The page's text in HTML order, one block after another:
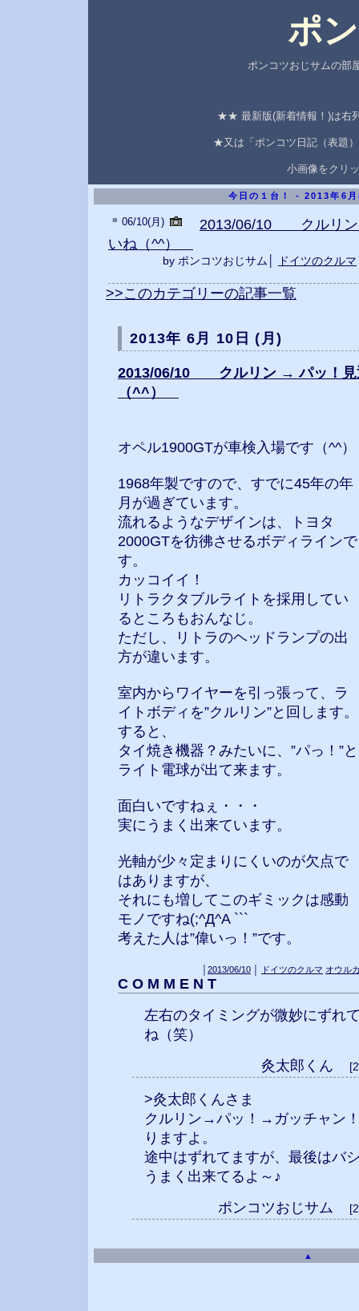
ポ
ポンコツおじサムの部
★★ 最新版(新着情報！)は右
★又は「ポンコツ日記（表題
小画像をクリ
今日の１台！ - 2013年6月
■ 06/10(月)
2013/06/10 クルリン
いね（^^）
by ポンコツおじサム│ ドイツのクルマ
>>このカテゴリーの記事一覧
2013年 6月 10日 (月)
2013/06/10 クルリン → パッ！見
（^^）
オペル1900GTが車検入場です（^^）
1968年製ですので、すでに45年の年
月が過ぎています。
流れるようなデザインは、トヨタ
2000GTを彷彿させるボディラインで
す。
カッコイイ！
リトラクタブルライトを採用してい
るところもおんなじ。
ただし、リトラのヘッドランプの出
方が違います。
室内からワイヤーを引っ張って、ラ
イトボディを”クルリン”と回します。
すると、
タイ焼き機器？みたいに、”パっ！”と
ライト電球が出て来ます。
面白いですねぇ・・・
実にうまく出来ています。
光軸が少々定まりにくいのが欠点で
はありますが、
それにも増してこのギミックは感動
モノですね(;^Д^A ```
考えた人は”偉いっ！”です。
2013/06/10 ドイツのクルマ オウル
C O M M E N T
左右のタイミングが微妙にずれ
ね（笑）
灸太郎くん
>灸太郎くんさま
クルリン→パッ！→ガッチャン
りますよ。
途中はずれてますが、最後はバ
うまく出来てるよ～♪
ポンコツおじサム
▲